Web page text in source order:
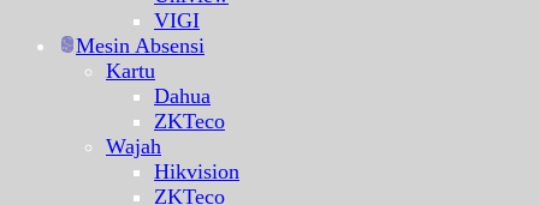
VIGI
Mesin Absensi
Kartu
Dahua
ZKTeco
Wajah
Hikvision
ZKTeco